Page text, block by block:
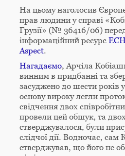
На цьому наголосив
прав людини у справі
Грузії» (№ 36416/06)
інформаційний ресурс
Aspect.
Нагадаємо, Арчіла
винним в придбанні та
засуджено до шести років
основу вироку легли
свідчення двох
провели цей обшук, та
стверджувалося, були
слідчої дії. Водночас, сам
стверджував, що його не